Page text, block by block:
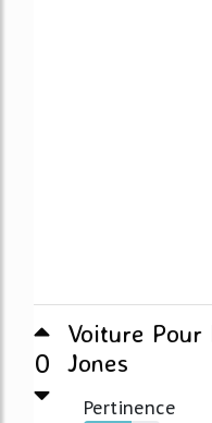
0
Voiture Pour
Jones
Pertinence